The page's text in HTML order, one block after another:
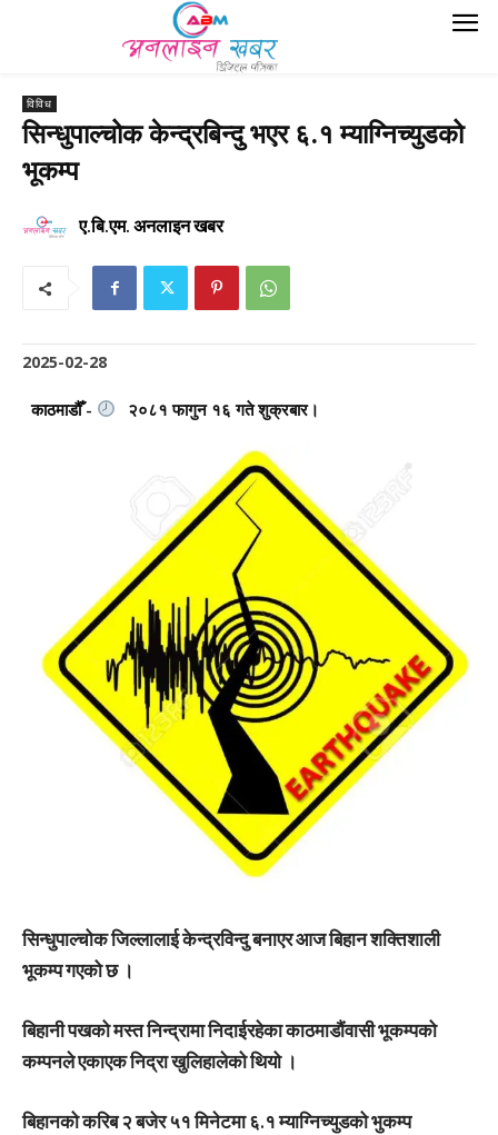
विविध
सिन्धुपाल्चोक केन्द्रबिन्दु भएर ६.१ म्याग्निच्युडको
भूकम्प
ए.बि.एम. अनलाइन खबर
2025-02-28
काठमाडौँ - २०८१ फागुन १६ गते शुक्रबार।
सिन्धुपाल्चोक जिल्लालाई केन्द्रविन्दु बनाएर आज बिहान शक्तिशाली
भूकम्प गएको छ ।
बिहानी पखको मस्त निन्द्रामा निदाईरहेका काठमाडौंवासी भूकम्पको
कम्पनले एकाएक निद्रा खुलिहालेको थियो ।
बिहानको करिब २ बजेर ५१ मिनेटमा ६.१ म्याग्निच्युडको भुकम्प